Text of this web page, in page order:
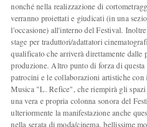
nonché nella realizzazione di
verranno proiettati e giudicati (in una
l'occasione) all'interno del Festival.
stage per traduttori/adattatori
qualificato che arriverà direttamente dalle
produzione. Altro punto di forza di questa
patrocini e le collaborazioni artistiche
Musica "L. Refice", che riempirà gli
una vera e propria colonna sonora del
ulteriormente la manifestazione anche
nella serata di moda/cinema, bellissime